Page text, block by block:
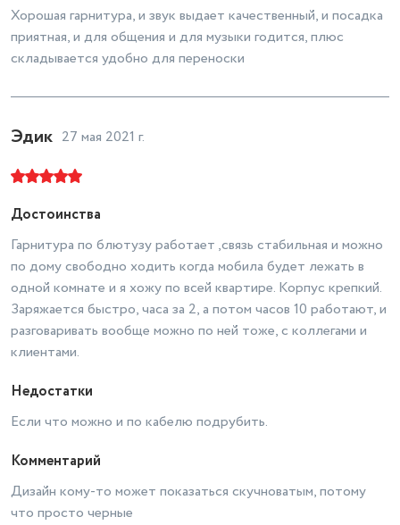
Хорошая гарнитура, и звук выдает качественный, и посадка
приятная, и для общения и для музыки годится, плюс
складывается удобно для переноски
Эдик 27 мая 2021 г.
Достоинства
Гарнитура по блютузу работает ,связь стабильная и можно
по дому свободно ходить когда мобила будет лежать в
одной комнате и я хожу по всей квартире. Корпус крепкий.
Заряжается быстро, часа за 2, а потом часов 10 работают, и
разговаривать вообще можно по ней тоже, с коллегами и
клиентами.
Недостатки
Если что можно и по кабелю подрубить.
Комментарий
Дизайн кому-то может показаться скучноватым, потому
что просто черные